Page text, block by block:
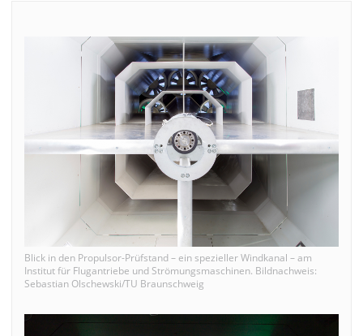
Blick in den Propulsor-Prüfstand – ein spezieller Windkanal – am
Institut für Flugantriebe und Strömungsmaschinen. Bildnachweis:
Sebastian Olschewski/TU Braunschweig